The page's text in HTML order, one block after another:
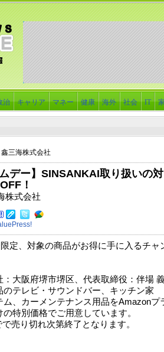
治 キャリア マネー 健康 海外 社会 IT
三海株式会社
デー】SINSANKAI取り扱いの対
！
株式会社
定、対象の商品がお得に手に入るチャ
大阪府堺市堺区、代表取締役：伴場
テレビ・サウンドバー、キッチン家
ム、カーメンテナンス用品をAmazonプ
特別価格でご用意しています。
売り切れ次第終了となります。